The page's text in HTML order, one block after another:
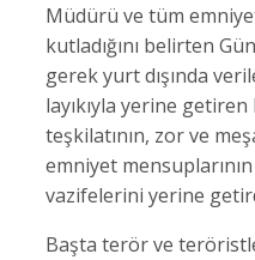
Müdürü ve tüm
kutladığını belirten
gerek yurt dışında
layıkıyla yerine
teşkilatının, zor ve
emniyet
vazifelerini yerine
Başta terör ve